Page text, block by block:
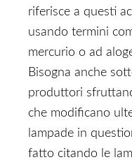
riferisce a questi
usando termini
mercurio o ad
Bisogna anche
produttori
che modificano
lampade in
fatto citando le